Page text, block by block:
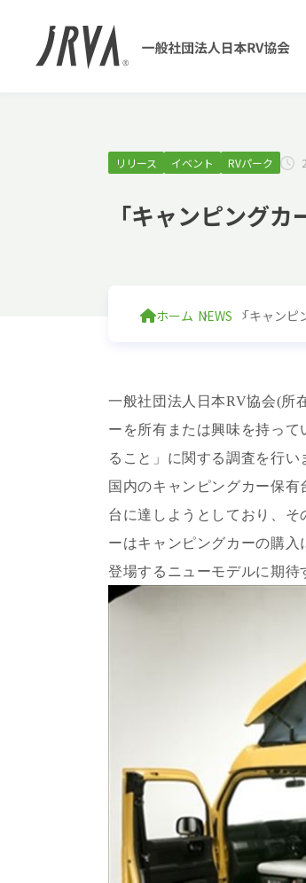
リリース イベント RVパーク
「キャンピング
ホーム NEWS 「キャン
一般社団法人日本RV協会(所
ーを所有または興味を持っ
ること」に関する調査を行い
国内のキャンピングカー保
台に達しようとしており、
ーはキャンピングカーの購
登場するニューモデルに期待